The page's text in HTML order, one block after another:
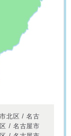
北区 / 名古
/ 名古屋市